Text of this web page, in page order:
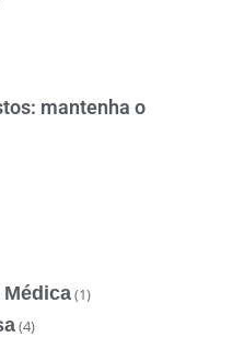
mantenha o
(1)
(4)